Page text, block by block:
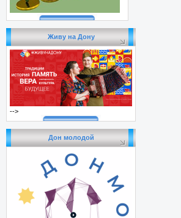
Живу на Дону
-->
Дон молодой